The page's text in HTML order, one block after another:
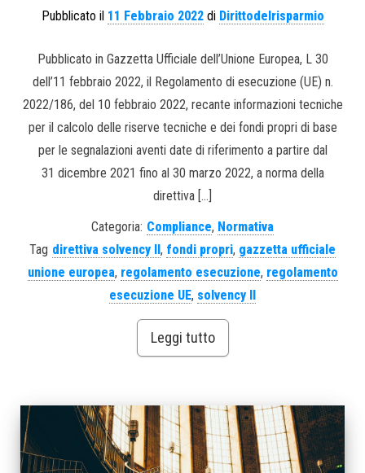
Pubblicato il 11 Febbraio 2022di Dirittodelrisparmio
Pubblicato in Gazzetta Ufficiale dell’Unione Europea, L 30
dell’11 febbraio 2022, il Regolamento di esecuzione (UE) n.
2022/186, del 10 febbraio 2022, recante informazioni tecniche
per il calcolo delle riserve tecniche e dei fondi propri di base
per le segnalazioni aventi date di riferimento a partire dal
31 dicembre 2021 fino al 30 marzo 2022, a norma della
direttiva […]
Categoria: Compliance, Normativa
Tag direttiva solvency II , fondi propri, gazzetta ufficiale
unione europea, regolamento esecuzione, regolamento
esecuzione UE, solvency II
Leggi tutto